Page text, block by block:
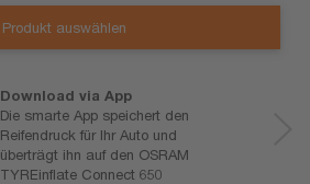
Produkt auswählen
Download via App
Die smarte App speichert den
Reifendruck für Ihr Auto und
überträgt ihn auf den OSRAM
TYREinflate Connect 650